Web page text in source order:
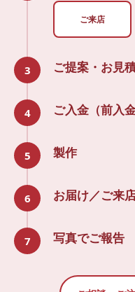
ご来店
3 ご提案・お見
4 ご入金（前入金
5 製作
6 お届け／ご来
7 写真でご報告